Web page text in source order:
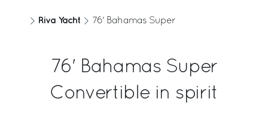
Riva Yacht 76' Bahamas Super
76' Bahamas Super
Convertible in spirit
MAN V12 1800